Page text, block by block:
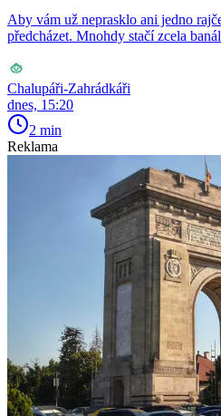
Aby vám už neprasklo ani jedno
předcházet. Mnohdy stačí zcela
Chalupáři-Zahrádkáři
dnes, 15:20
2 min
Reklama